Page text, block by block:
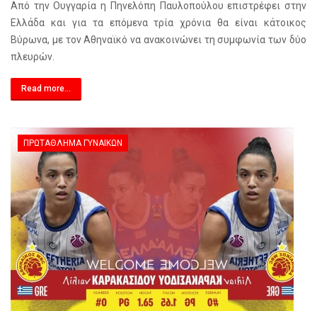
Από την Ουγγαρία η Πηνελόπη Παυλοπούλου επιστρέφει στην
Ελλάδα και για τα επόμενα τρία χρόνια θα είναι κάτοικος
Βύρωνα, με τον Αθηναϊκό να ανακοινώνει τη συμφωνία των δύο
πλευρών.
Read more...
ΠΡΩΤΆΘΛΗΜΑ ΓΥΝΑΙΚΏΝ